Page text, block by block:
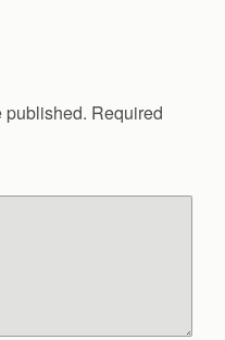
published. Required